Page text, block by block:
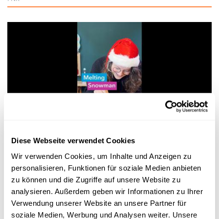
Diese Webseite verwendet Cookies
Wir verwenden Cookies, um Inhalte und Anzeigen zu
personalisieren, Funktionen für soziale Medien anbieten
zu können und die Zugriffe auf unsere Website zu
analysieren. Außerdem geben wir Informationen zu Ihrer
Verwendung unserer Website an unsere Partner für
soziale Medien, Werbung und Analysen weiter. Unsere
WANTER-EXPERIMENT
Bau e Schnéimännchen ouni Schnéi – a looss
e schmëlzen